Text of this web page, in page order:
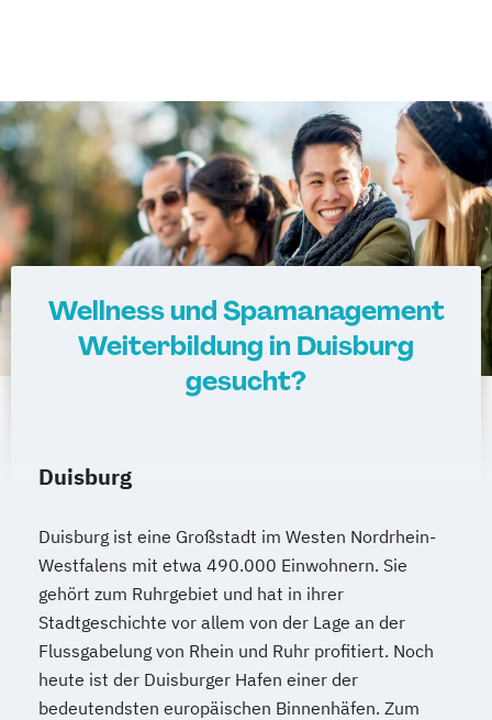
Heilpraktiker - Vorbereitung auf die
amtsärztliche Überprüfung
Ketogene Ernährung Kindersport Trainer
Krankheitsbilder im Gesundheitssport
Life Coach
Spiroergometrie im Gesundheitssport
Stress- und Burnout-Coach
Wellness- und Spa-Management
Wellness und Spamanagement
Weiterbildung in Duisburg
gesucht?
Duisburg
Duisburg ist eine Großstadt im Westen Nordrhein-
Westfalens mit etwa 490.000 Einwohnern. Sie
gehört zum Ruhrgebiet und hat in ihrer
Stadtgeschichte vor allem von der Lage an der
Flussgabelung von Rhein und Ruhr profitiert. Noch
heute ist der Duisburger Hafen einer der
bedeutendsten europäischen Binnenhäfen. Zum